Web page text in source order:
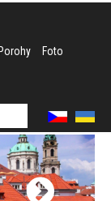
Foto